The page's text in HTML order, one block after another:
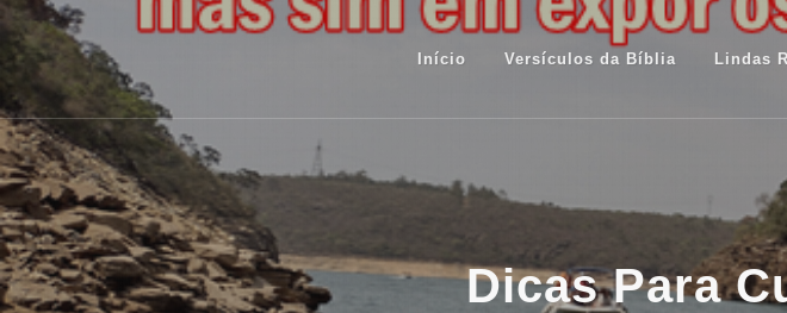
Início Versículos da Bíblia Lindas
Dicas Para